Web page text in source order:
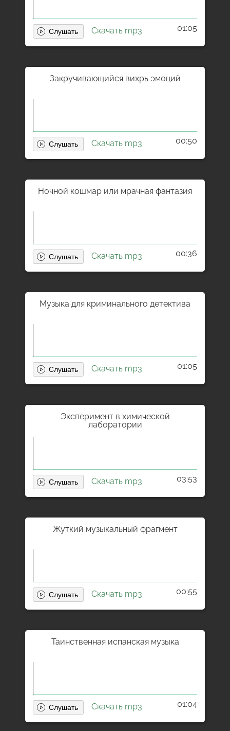
Скачать mp3 01:05
Закручивающийся вихрь эмоций
Скачать mp3 00:50
Ночной кошмар или мрачная фантазия
Скачать mp3 00:36
Музыка для криминального детектива
Скачать mp3 01:05
Эксперимент в химической
лаборатории
Скачать mp3 03:53
Жуткий музыкальный фрагмент
Скачать mp3 00:55
Таинственная испанская музыка
Скачать mp3 01:04